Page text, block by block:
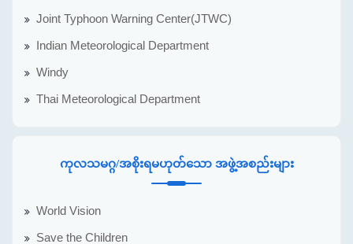
Joint Typhoon Warning Center(JTWC)
Indian Meteorological Department
Windy
Thai Meteorological Department
ကုလသမဂ္ဂ/အစိုးရမဟုတ်သော အဖွဲ့အစည်းများ
World Vision
Save the Children